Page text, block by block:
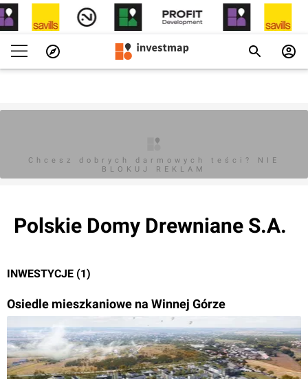
Chcesz dobrych darmowych teści? NIE
BLOKUJ REKLAM
Polskie Domy Drewniane S.A.
INWESTYCJE (1)
Osiedle mieszkaniowe na Winnej Górze